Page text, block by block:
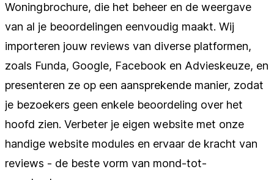
Woningbrochure, die het beheer en de weergave
van al je beoordelingen eenvoudig maakt. Wij
importeren jouw reviews van diverse platformen,
zoals Funda, Google, Facebook en Advieskeuze, en
presenteren ze op een aansprekende manier, zodat
je bezoekers geen enkele beoordeling over het
hoofd zien. Verbeter je eigen website met onze
handige website modules en ervaar de kracht van
reviews - de beste vorm van mond-tot-